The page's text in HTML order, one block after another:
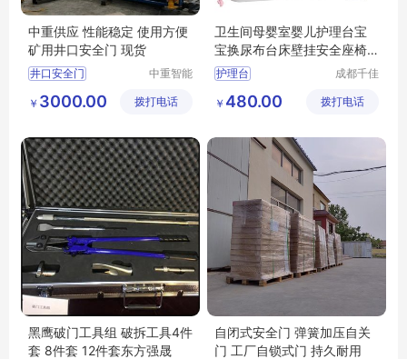
中重供应 性能稳定 使用方便
矿用井口安全门 现货
井口安全门
安全门型号 安全门
中重智能
设计研究
￥ 3000.00 拨打电话
卫生间母婴室婴儿护理台宝
宝换尿布台床壁挂安全座椅
折叠
护理台
婴儿护理台
成都千佳
公司
￥ 480.00 拨打电话
黑鹰破门工具组 破拆工具4件
套 8件套 12件套东方强晟
自闭式安全门 弹簧加压自关
门 工厂自锁式门 持久耐用